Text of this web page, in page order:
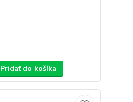
Pridať do košíka